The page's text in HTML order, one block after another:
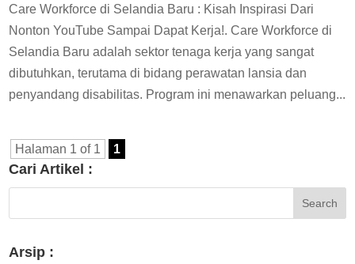
Care Workforce di Selandia Baru : Kisah Inspirasi Dari
Nonton YouTube Sampai Dapat Kerja!. Care Workforce di
Selandia Baru adalah sektor tenaga kerja yang sangat
dibutuhkan, terutama di bidang perawatan lansia dan
penyandang disabilitas. Program ini menawarkan peluang...
Halaman 1 of 1 1
Cari Artikel :
Arsip :